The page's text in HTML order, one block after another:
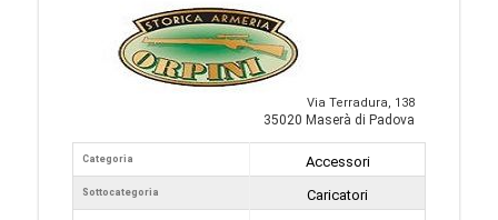
Via Terradura, 138
35020 Maserà di Padova
Categoria
Sottocategoria
Accessori
Caricatori